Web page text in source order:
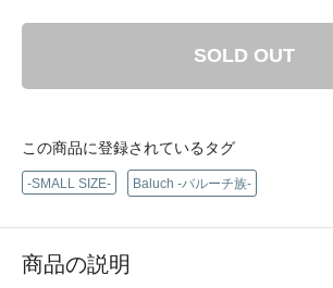
SOLD OUT
この商品に登録されているタグ
-SMALL SIZE- Baluch -バルーチ族-
商品の説明